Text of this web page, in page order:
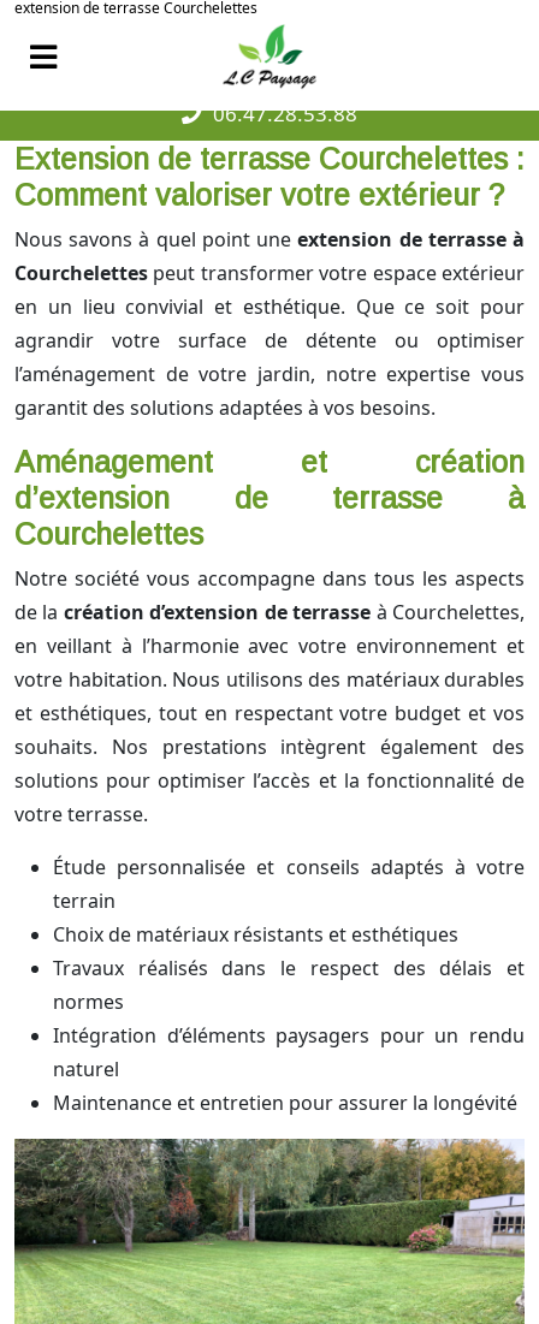
extension de terrasse Courchelettes
06.47.28.53.88
Extension de terrasse Courchelettes :
Comment valoriser votre extérieur ?
Nous savons à quel point uneextension de terrasse à
Courchelettes peut transformer votre espace extérieur
en un lieu convivial et esthétique. Que ce soit pour
agrandir votre surface de détente ou optimiser
l’aménagement de votre jardin, notre expertise vous
garantit des solutions adaptées à vos besoins.
Aménagement et création
d’extension de terrasse à
Courchelettes
Notre société vous accompagne dans tous les aspects
de la création d’extension de terrasse à Courchelettes,
en veillant à l’harmonie avec votre environnement et
votre habitation. Nous utilisons des matériaux durables
et esthétiques, tout en respectant votre budget et vos
souhaits. Nos prestations intègrent également des
solutions pour optimiser l’accès et la fonctionnalité de
votre terrasse.
Étude personnalisée et conseils adaptés à votre
terrain
Choix de matériaux résistants et esthétiques
Travaux réalisés dans le respect des délais et
normes
Intégration d’éléments paysagers pour un rendu
naturel
Maintenance et entretien pour assurer la longévité